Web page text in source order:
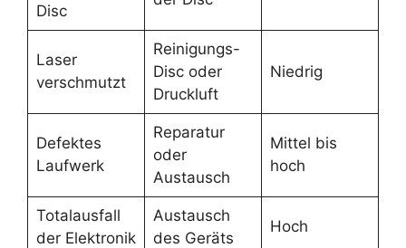
Disc
Laser
verschmutzt
Reinigungs-
Disc oder
Druckluft
Niedrig
Defektes
Laufwerk
Reparatur
oder
Austausch
Mittel bis
hoch
Totalausfall
der Elektronik
Austausch
des Geräts
Hoch